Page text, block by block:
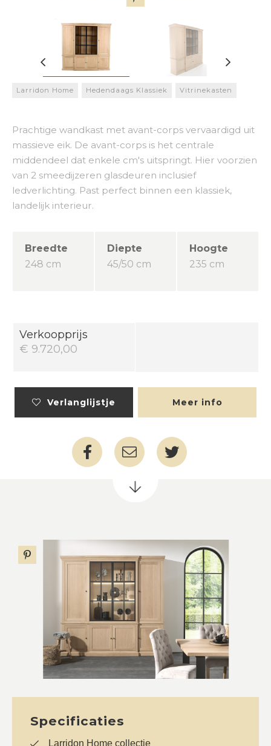
Larridon Home Hedendaags Klassiek Vitrinekasten
Prachtige wandkast met avant-corps vervaardigd uit
massieve eik. De avant-corps is het centrale
middendeel dat enkele cm's uitspringt. Hier voorzien
van 2 smeedijzeren glasdeuren inclusief
ledverlichting. Past perfect binnen een klassiek,
landelijk interieur.
Breedte
248 cm
Diepte
45/50 cm
Hoogte
235 cm
Verkoopprijs
€ 9.720,00
Verlanglijstje Meer info
Specificaties
Larridon Home collectie